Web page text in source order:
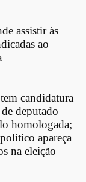
assistir às
ao
candidatura
deputado
homologada;
apareça
na eleição